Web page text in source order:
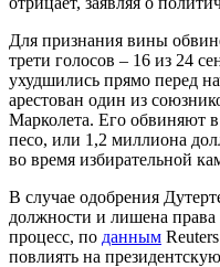
Для признания вины
трети голосов – 16 из 24
ухудшились прямо перед
арестован один из
Марколета. Его обвиняют
песо, или 1,2 миллиона
во время избирательной
В случае одобрения
должности и лишена права
процесс, по данным
повлиять на